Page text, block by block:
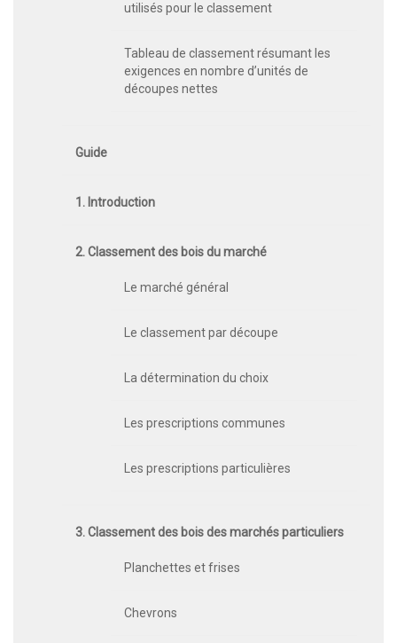
utilisés pour le classement
Tableau de classement résumant les
exigences en nombre d’unités de
découpes nettes
Guide
1. Introduction
2. Classement des bois du marché
Le marché général
Le classement par découpe
La détermination du choix
Les prescriptions communes
Les prescriptions particulières
3. Classement des bois des marchés particuliers
Planchettes et frises
Chevrons